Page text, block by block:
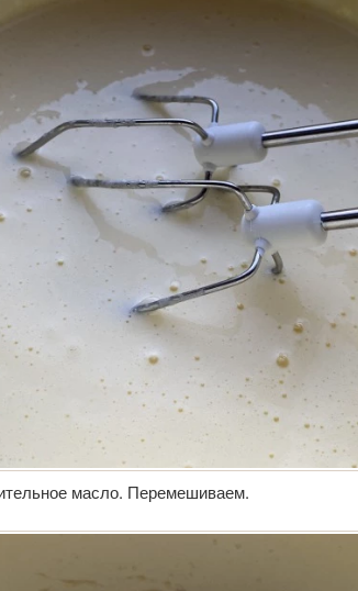
масло. Перемешиваем.